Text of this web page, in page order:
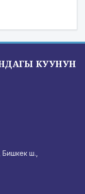
КУУНУН
ш.,